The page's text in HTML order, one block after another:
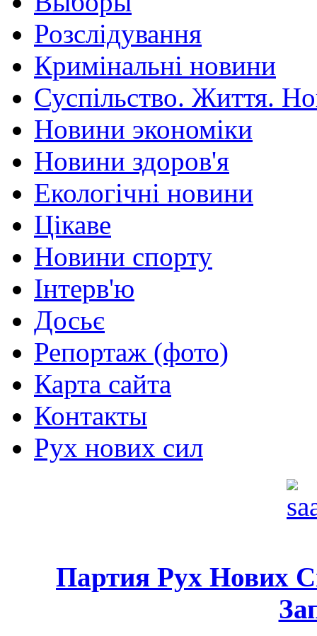
Розслідування
Кримінальні новини
Суспільство. Життя.
Новини экономіки
Новини здоров'я
Екологічні новини
Цікаве
Новини спорту
Інтерв'ю
Досьє
Репортаж (фото)
Карта сайта
Контакты
Рух нових сил
Партия Рух Нових